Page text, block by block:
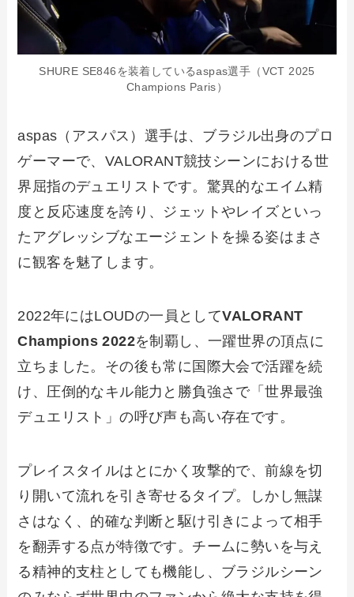
SHURE SE846を装着しているaspas選手（VCT 2025
Champions Paris）
aspas（アスパス）選手は、ブラジル出身のプロ
ゲーマーで、VALORANT競技シーンにおける世
界屈指のデュエリストです。驚異的なエイム精
度と反応速度を誇り、ジェットやレイズといっ
たアグレッシブなエージェントを操る姿はまさ
に観客を魅了します。
2022年にはLOUDの一員としてVALORANT
Champions 2022を制覇し、一躍世界の頂点に
立ちました。その後も常に国際大会で活躍を続
け、圧倒的なキル能力と勝負強さで「世界最強
デュエリスト」の呼び声も高い存在です。
プレイスタイルはとにかく攻撃的で、前線を切
り開いて流れを引き寄せるタイプ。しかし無謀
さはなく、的確な判断と駆け引きによって相手
を翻弄する点が特徴です。チームに勢いを与え
る精神的支柱としても機能し、ブラジルシーン